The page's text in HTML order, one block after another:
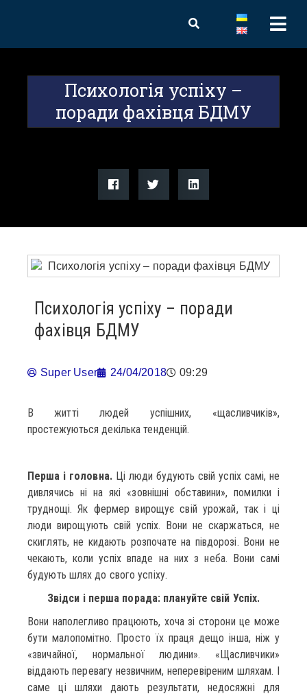
Психологія успіху –
поради фахівця БДМУ
Психологія успіху – поради
фахівця БДМУ
Super User 24/04/2018 09:29
В житті людей успішних, «щасливчиків»,
простежуються декілька тенденцій.
Перша і головна.Ці люди будують свій успіх самі, не
дивлячись ні на які «зовнішні обставини», помилки і
труднощі. Як фермер вирощує свій урожай, так і ці
люди вирощують свій успіх. Вони не скаржаться, не
скиглять, не кидають розпочате на півдорозі. Вони не
чекають, коли успіх впаде на них з неба. Вони самі
будують шлях до свого успіху.
Звідси і перша порада: плануйте свій Успіх.
Вони наполегливо працюють, хоча зі сторони це може
бути малопомітно. Просто їх праця дещо інша, ніж у
«звичайної, нормальної людини». «Щасливчики»
віддають перевагу незвичним, неперевіреним шляхам. І
саме ці шляхи дають результати, недосяжні для